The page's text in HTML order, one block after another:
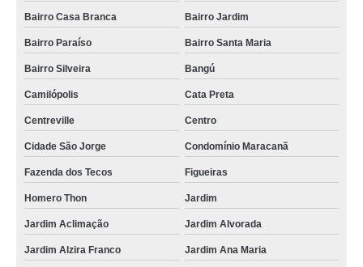
Bairro Casa Branca Bairro Jardim
Bairro Paraíso Bairro Santa Maria
Bairro Silveira Bangú
Camilópolis Cata Preta
Centreville Centro
Cidade São Jorge Condomínio Maracanã
Fazenda dos Tecos Figueiras
Homero Thon Jardim
Jardim Aclimação Jardim Alvorada
Jardim Alzira Franco Jardim Ana Maria